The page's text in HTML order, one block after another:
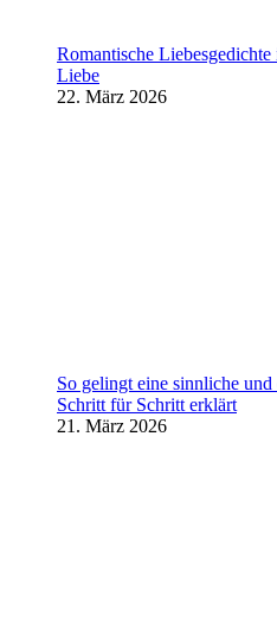
Romantische
Liebe
22. März 2026
So gelingt eine sinnliche
Schritt für Schritt erklärt
21. März 2026